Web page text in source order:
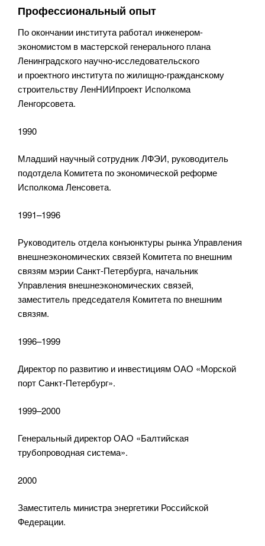
Профессиональный опыт
По окончании института работал инженером-
экономистом в мастерской генерального плана
Ленинградского научно-исследовательского
и проектного института по жилищно-гражданскому
строительству ЛенНИИпроект Исполкома
Ленгорсовета.
1990
Младший научный сотрудник ЛФЭИ, руководитель
подотдела Комитета по экономической реформе
Исполкома Ленсовета.
1991–1996
Руководитель отдела конъюнктуры рынка Управления
внешнеэкономических связей Комитета по внешним
связям мэрии Санкт-Петербурга, начальник
Управления внешнеэкономических связей,
заместитель председателя Комитета по внешним
связям.
1996–1999
Директор по развитию и инвестициям ОАО «Морской
порт Санкт-Петербург».
1999–2000
Генеральный директор ОАО «Балтийская
трубопроводная система».
2000
Заместитель министра энергетики Российской
Федерации.